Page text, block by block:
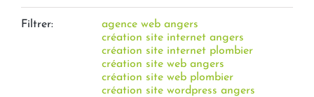
Filtrer:
agence web angers
création site internet angers
création site internet plombier
création site web angers
création site web plombier
création site wordpress angers